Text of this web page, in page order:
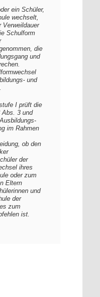
ein Schüler,
wechselt,
Verweildauer
Schulform
die
und
und
I prüft die
Abs. 3 und
im Rahmen
ob den
der
ihres
oder zum
Eltern
und
der
zum
ist.